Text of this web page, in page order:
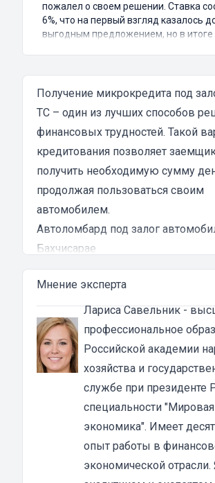
пожалел о своем решении. Ставка
6%, что на первый взгляд казалось
выгодным предложением, но в итоге
затянутым и занял много времени и
Никакого профессионализма и
Разочарование и раздражение - это
испытал в результате этого кредита...
Получение микрокредита под
ТС – один из лучших способов
финансовых трудностей. Такой
кредитования позволяет
получить необходимую сумму
продолжая пользоваться своим
автомобилем.
Автоломбард под залог
Бахчисарае
Автоломбард представляет
учреждение, которое выдает
ссуды под залог паспорта ТС или
автомобиля. В роли актива в
ломбарде выступает
автозайма зависит от марки,
возраста автотранспорта. В
она устанавливается
осмотра машины оценщиком и
вида кредита:
под залог ПТС {{ toponym_name }}
Мнение эксперта
Лариса Савельник-
профессиональное
Российской академии
хозяйства и
службе при президенте
специальности "Мировая
экономика". Имеет
опыт работы в
экономической отрасли.